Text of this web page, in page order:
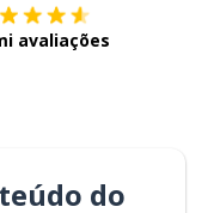
avaliações
do